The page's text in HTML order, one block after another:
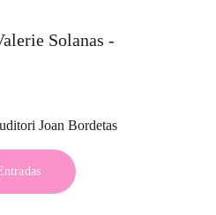
Solanas -
Joan Bordetas